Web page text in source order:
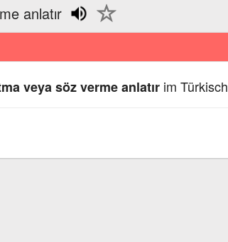
anlatır
veya söz verme anlatırim Türkisch